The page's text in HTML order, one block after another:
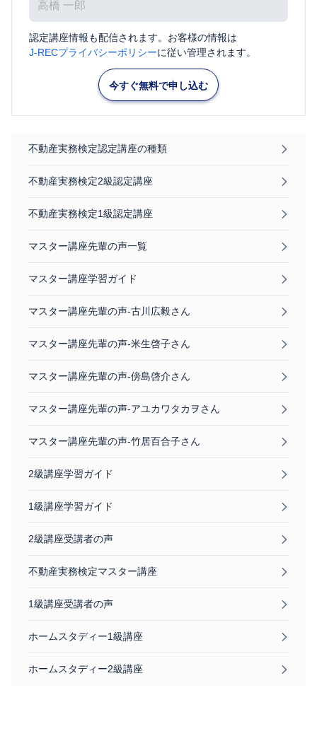
認定講座情報も配信されます。お客様の情報は
J-RECプライバシーポリシーに従い管理されます。
今すぐ無料で申し込む
不動産実務検定認定講座の種類
不動産実務検定2級認定講座
不動産実務検定1級認定講座
マスター講座先輩の声一覧
マスター講座学習ガイド
マスター講座先輩の声-古川広毅さん
マスター講座先輩の声-米生啓子さん
マスター講座先輩の声-傍島啓介さん
マスター講座先輩の声-アユカワタカヲさん
マスター講座先輩の声-竹居百合子さん
2級講座学習ガイド
1級講座学習ガイド
2級講座受講者の声
不動産実務検定マスター講座
1級講座受講者の声
ホームスタディー1級講座
ホームスタディー2級講座